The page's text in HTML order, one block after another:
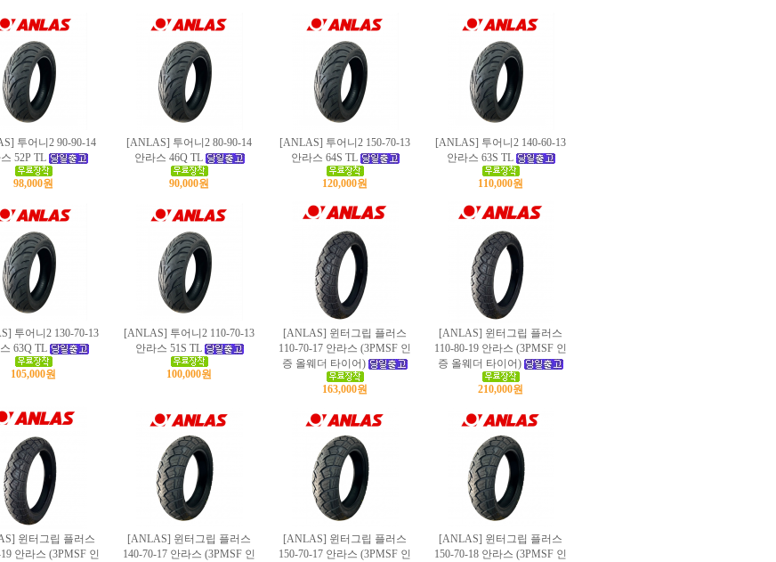
투어니2 90-90-14
52P TL
98,000원
[ANLAS] 투어니2 80-90-14
안라스 46Q TL
90,000원
[ANLAS] 투어니2 150-70-13
안라스 64S TL
120,000원
[ANLAS] 투어니2 140-60-13
안라스 63S TL
110,000원
투어니2 130-70-13
63Q TL
105,000원
[ANLAS] 투어니2 110-70-13
안라스 51S TL
100,000원
[ANLAS] 윈터그립 플러스
110-70-17 안라스 (3PMSF 인
증 올웨더 타이어)
163,000원
[ANLAS] 윈터그립 플러스
110-80-19 안라스 (3PMSF 인
증 올웨더 타이어)
210,000원
윈터그립 플러스
안라스 (3PMSF 인
[ANLAS] 윈터그립 플러스
140-70-17 안라스 (3PMSF 인
[ANLAS] 윈터그립 플러스
150-70-17 안라스 (3PMSF 인
[ANLAS] 윈터그립 플러스
150-70-18 안라스 (3PMSF 인